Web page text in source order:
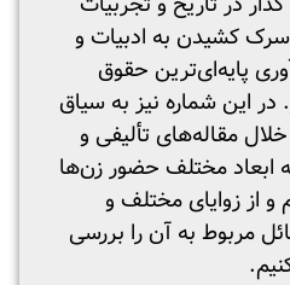
کشیدن به ادبیات و
پایه‌ای‌ترین حقوق
این شماره نیز به سیاق
مقاله‌های تألیفی و
ابعاد مختلف حضور زن‌ها
و از زوایای مختلف و
مربوط به آن را بررسی